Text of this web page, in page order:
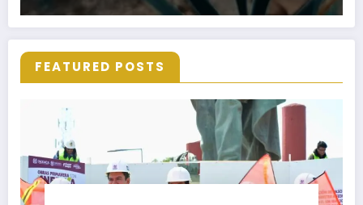
FEATURED POSTS